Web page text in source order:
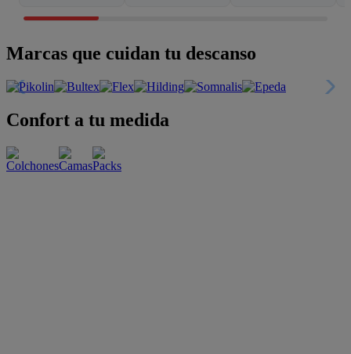
Marcas que cuidan tu descanso
Confort a tu medida